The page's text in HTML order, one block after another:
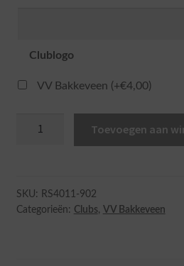
Clublogo
VV Bakkeveen (+€4,00)
aantal
Toevoegen aan
SKU:
RS4011-902
Categorieën: Clubs, VV Bakkeveen